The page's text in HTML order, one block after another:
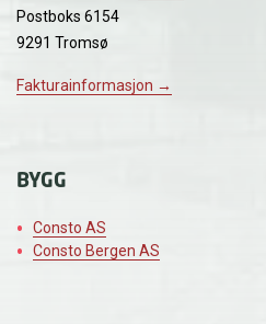
Postboks 6154
9291 Tromsø
Fakturainformasjon →
BYGG
Consto AS
Consto Bergen AS